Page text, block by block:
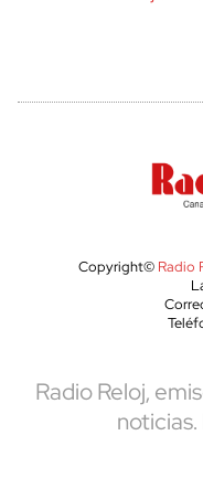
Copyright© Radio
Radio Reloj,